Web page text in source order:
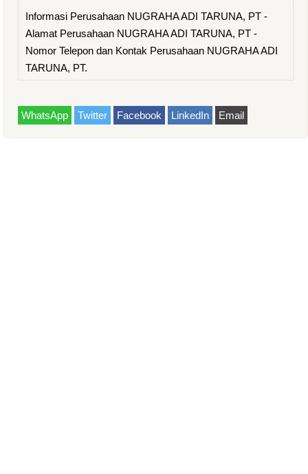
Informasi Perusahaan NUGRAHA ADI TARUNA, PT -
Alamat Perusahaan NUGRAHA ADI TARUNA, PT -
Nomor Telepon dan Kontak Perusahaan NUGRAHA ADI
TARUNA, PT.
WhatsApp Twitter Facebook LinkedIn Email